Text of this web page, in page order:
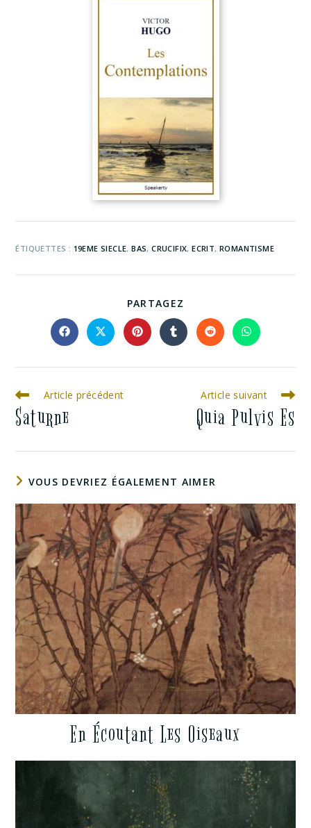
ÉTIQUETTES : 19EME SIECLE, BAS, CRUCIFIX, ECRIT, ROMANTISME
PARTAGEZ
Article précédent
Saturne
Article suivant
Quia Pulvis Es
VOUS DEVRIEZ ÉGALEMENT AIMER
En Écoutant Les Oiseaux